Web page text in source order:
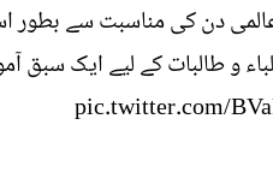
دن کی مناسبت سے
و طالبات کے لیے ایک سبق
pic.twitter.com/